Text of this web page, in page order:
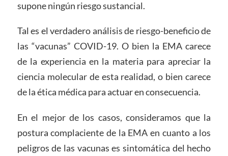
supone ningún riesgo sustancial.
Tal es el verdadero análisis de riesgo-beneficio de
las “vacunas” COVID-19. O bien la EMA carece
de la experiencia en la materia para apreciar la
ciencia molecular de esta realidad, o bien carece
de la ética médica para actuar en consecuencia.
En el mejor de los casos, consideramos que la
postura complaciente de la EMA en cuanto a los
peligros de las vacunas es sintomática del hecho